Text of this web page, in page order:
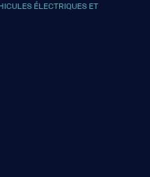
ÉLECTRIQUES ET